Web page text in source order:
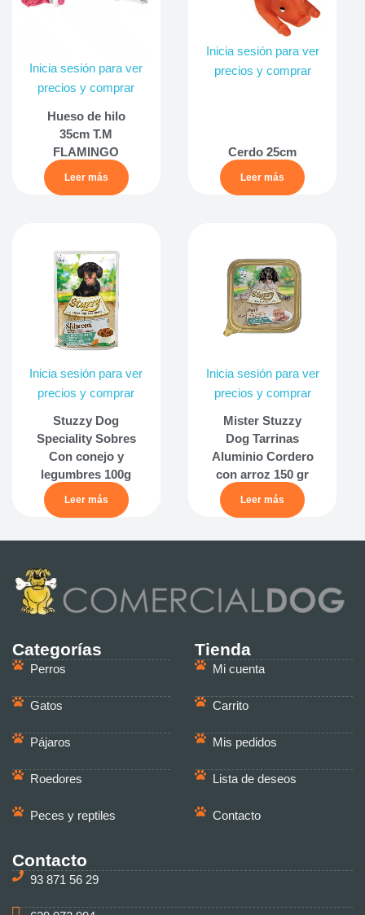
Inicia sesión para ver
precios y comprar
Hueso de hilo
35cm T.M
FLAMINGO
Leer más
Inicia sesión para ver
precios y comprar
Cerdo 25cm
Leer más
Inicia sesión para ver
precios y comprar
Stuzzy Dog
Speciality Sobres
Con conejo y
legumbres 100g
Leer más
Inicia sesión para ver
precios y comprar
Mister Stuzzy
Dog Tarrinas
Aluminio Cordero
con arroz 150 gr
Leer más
Categorías
Perros
Gatos
Pájaros
Roedores
Peces y reptiles
Tienda
Mi cuenta
Carrito
Mis pedidos
Lista de deseos
Contacto
Contacto
93 871 56 29